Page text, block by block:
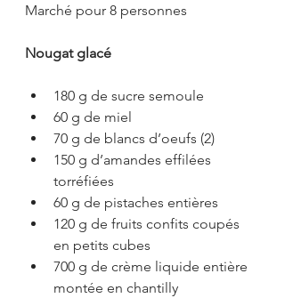
Marché pour 8 personnes
Nougat glacé
180 g de sucre semoule
60 g de miel
70 g de blancs d’oeufs (2)
150 g d’amandes effilées
torréfiées
60 g de pistaches entières
120 g de fruits confits coupés
en petits cubes
700 g de crème liquide entière
montée en chantilly